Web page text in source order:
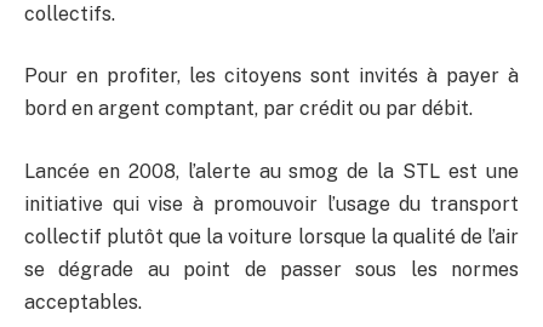
collectifs.
Pour en profiter, les citoyens sont invités à payer à
bord en argent comptant, par crédit ou par débit.
Lancée en 2008, l’alerte au smog de la STL est une
initiative qui vise à promouvoir l’usage du transport
collectif plutôt que la voiture lorsque la qualité de l’air
se dégrade au point de passer sous les normes
acceptables.